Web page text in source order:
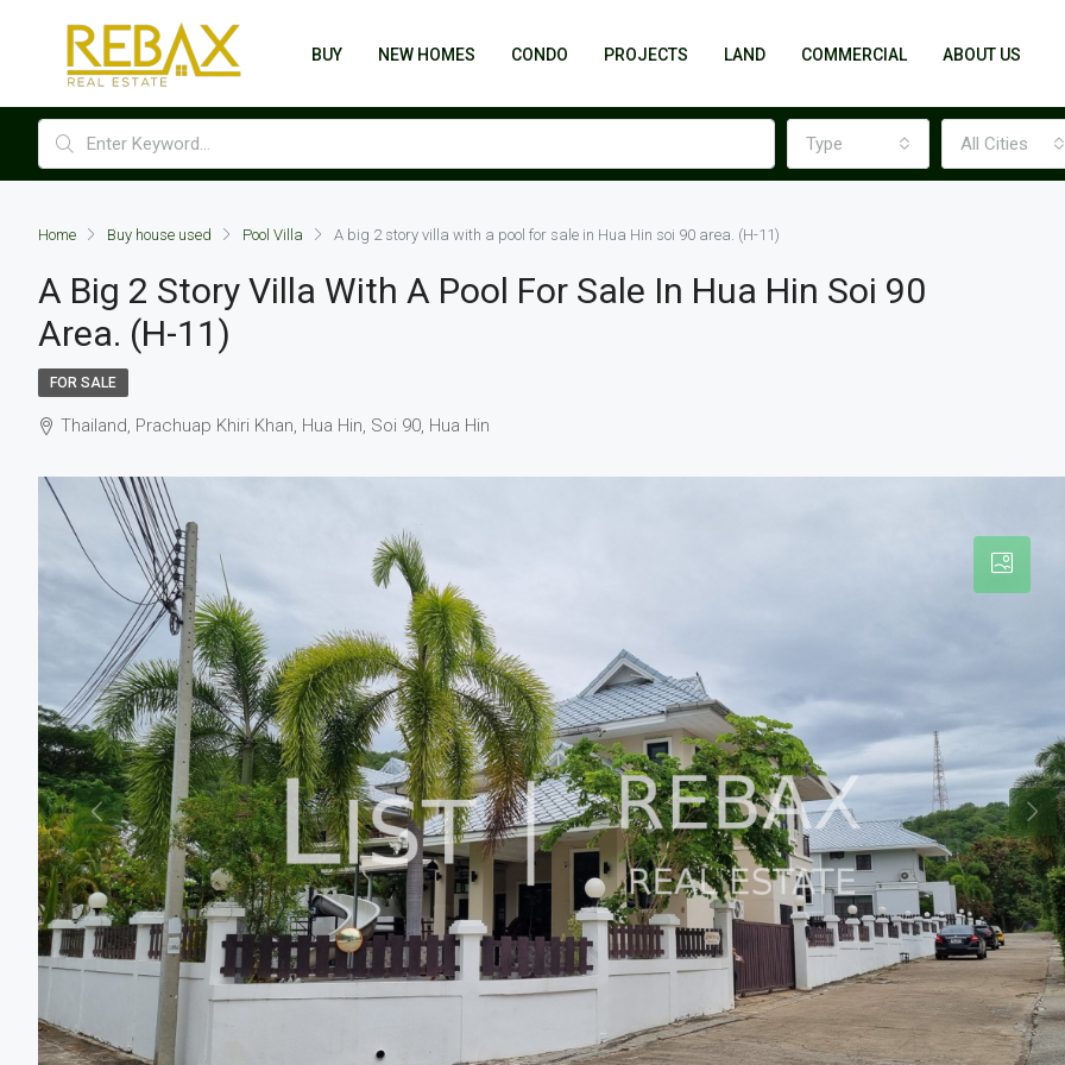
BUY NEW HOMES CONDO PROJECTS LAND COMMERCIAL ABOUT US
Type All Cities
Home Buy house used Pool Villa A big 2 story villa with a pool for sale in Hua Hin soi 90 area. (H-11)
A Big 2 Story Villa With A Pool For Sale In Hua Hin Soi 90
Area. (H-11)
FOR SALE
Thailand, Prachuap Khiri Khan, Hua Hin, Soi 90, Hua Hin
THB7,300,000